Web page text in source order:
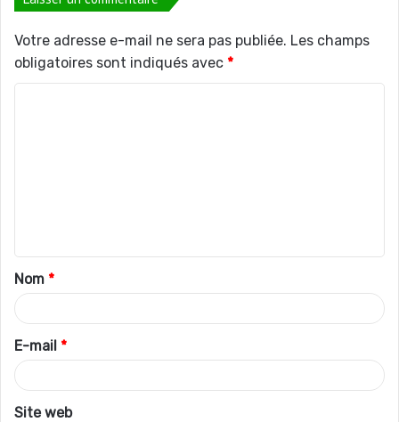
Votre adresse e-mail ne sera pas publiée. Les champs
obligatoires sont indiqués avec *
t
a
i
r
e
*
Nom *
E-mail *
Site web